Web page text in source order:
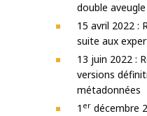
double aveugle
15 avril 2022 :
suite aux
13 juin 2022 :
versions
métadonnées
1 er décembre